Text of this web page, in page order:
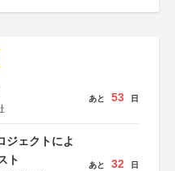
あと 53 日
ジェクトによ
ト
あと 32 日